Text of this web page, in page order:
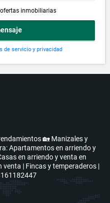
inmobiliarias
de servicio y privacidad
🏡 Manizales y
Apartamentos en arriendo y
en arriendo y venta en
venta | Fincas y temperaderos |